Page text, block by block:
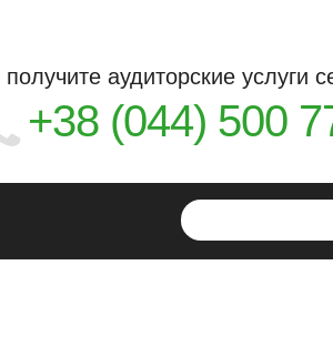
аудиторские услуги
+38 (044) 500